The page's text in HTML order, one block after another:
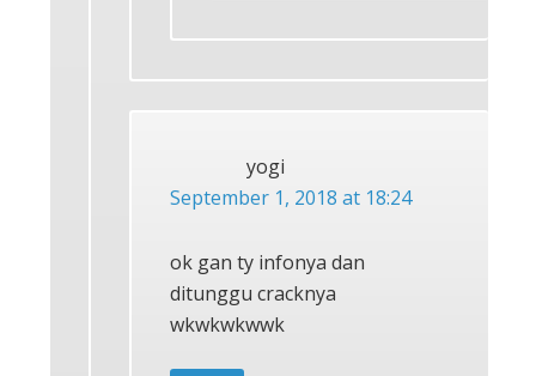
yogi
September 1, 2018 at 18:24
ok gan ty infonya dan
ditunggu cracknya
wkwkwkwwk